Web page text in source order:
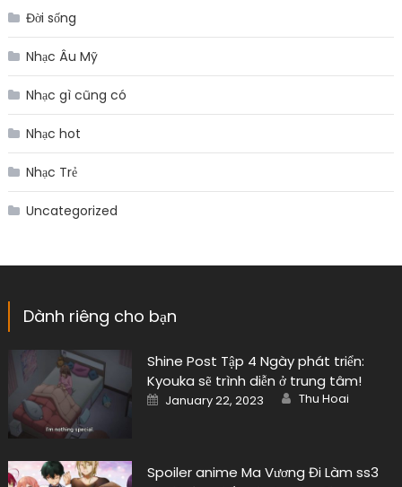
Đời sống
Nhạc Âu Mỹ
Nhạc gì cũng có
Nhạc hot
Nhạc Trẻ
Uncategorized
Dành riêng cho bạn
Shine Post Tập 4 Ngày phát triển:
Kyouka sẽ trình diễn ở trung tâm!
Posted
on
January 22, 2023 Author
Thu Hoai
Spoiler anime Ma Vương Đi Làm ss3